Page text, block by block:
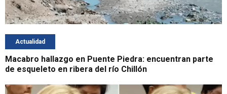
Actualidad
Macabro hallazgo en Puente Piedra: encuentran parte
de esqueleto en ribera del río Chillón